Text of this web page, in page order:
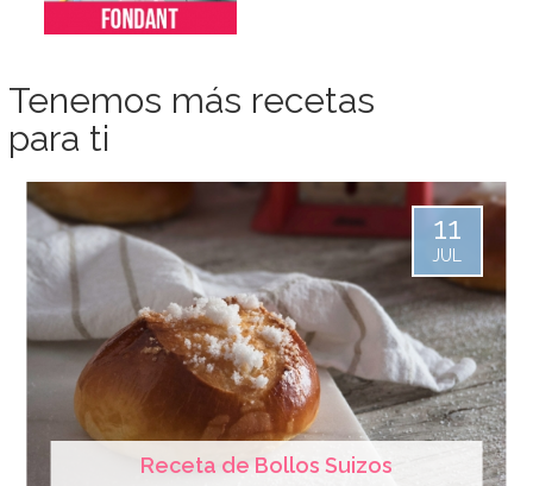
Tenemos más recetas
para ti
Receta de Bollos Suizos
11
JUL